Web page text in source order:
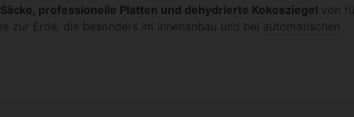
professionelle Platten und dehydrierte Kokosziegel von
zur Erde, die besonders im Innenanbau und bei automatischen